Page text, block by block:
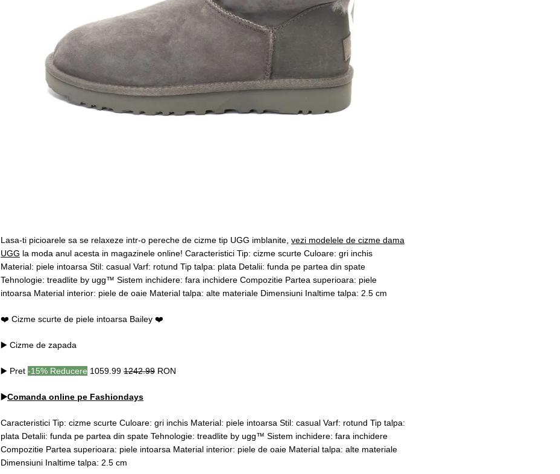
Lasa-ti picioarele sa se relaxeze intr-o pereche de cizme tip UGG imblanite, vezi modelele de cizme dama
UGG la moda anul acesta in magazinele online! Caracteristici Tip: cizme scurte Culoare: gri inchis
Material: piele intoarsa Stil: casual Varf: rotund Tip talpa: plata Detalii: funda pe partea din spate
Tehnologie: treadlite by ugg™ Sistem inchidere: fara inchidere Compozitie Partea superioara: piele
intoarsa Material interior: piele de oaie Material talpa: alte materiale Dimensiuni Inaltime talpa: 2.5 cm
❤️ Cizme scurte de piele intoarsa Bailey ❤️
▶️ Cizme de zapada
▶️ Pret -15% Reducere 1059.99 1242.99 RON
▶️Comanda online pe Fashiondays
Caracteristici Tip: cizme scurte Culoare: gri inchis Material: piele intoarsa Stil: casual Varf: rotund Tip talpa:
plata Detalii: funda pe partea din spate Tehnologie: treadlite by ugg™ Sistem inchidere: fara inchidere
Compozitie Partea superioara: piele intoarsa Material interior: piele de oaie Material talpa: alte materiale
Dimensiuni Inaltime talpa: 2.5 cm